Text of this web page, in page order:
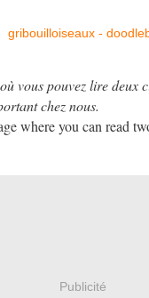
vous pouvez lire deux
chez nous.
where you can read
Publicité